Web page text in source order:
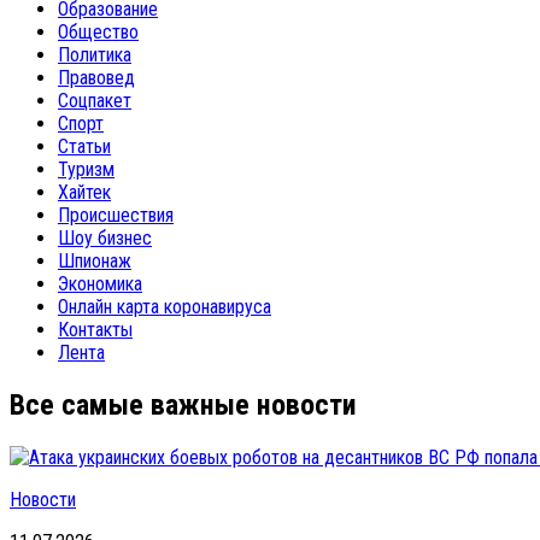
Образование
Общество
Политика
Правовед
Соцпакет
Спорт
Статьи
Туризм
Хайтек
Происшествия
Шоу бизнес
Шпионаж
Экономика
Онлайн карта коронавируса
Контакты
Лента
Все самые важные новости
Новости